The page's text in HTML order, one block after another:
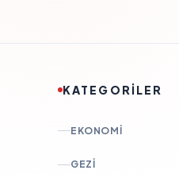
KATEGORİLER
EKONOMI
GEZI